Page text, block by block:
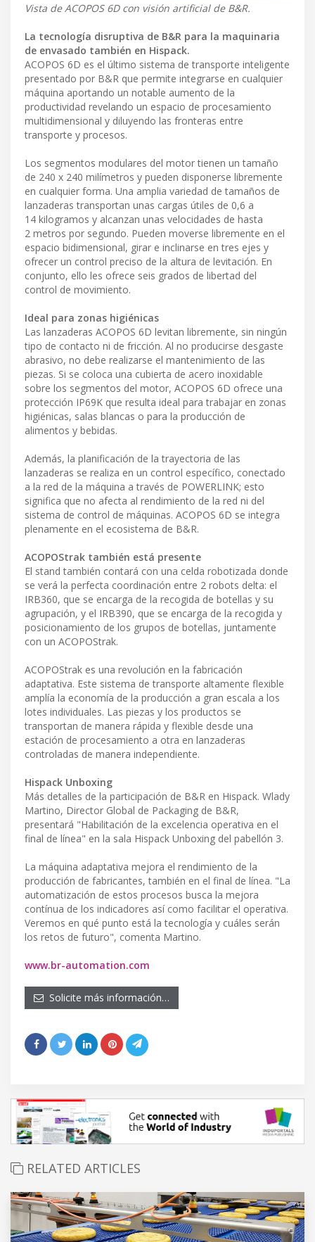
Vista de ACOPOS 6D con visión artificial de B&R.
La tecnología disruptiva de B&R para la maquinaria
de envasado también en Hispack.
ACOPOS 6D es el último sistema de transporte inteligente
presentado por B&R que permite integrarse en cualquier
máquina aportando un notable aumento de la
productividad revelando un espacio de procesamiento
multidimensional y diluyendo las fronteras entre
transporte y procesos.
Los segmentos modulares del motor tienen un tamaño
de 240 x 240 milímetros y pueden disponerse libremente
en cualquier forma. Una amplia variedad de tamaños de
lanzaderas transportan unas cargas útiles de 0,6 a
14 kilogramos y alcanzan unas velocidades de hasta
2 metros por segundo. Pueden moverse libremente en el
espacio bidimensional, girar e inclinarse en tres ejes y
ofrecer un control preciso de la altura de levitación. En
conjunto, ello les ofrece seis grados de libertad del
control de movimiento.
Ideal para zonas higiénicas
Las lanzaderas ACOPOS 6D levitan libremente, sin ningún
tipo de contacto ni de fricción. Al no producirse desgaste
abrasivo, no debe realizarse el mantenimiento de las
piezas. Si se coloca una cubierta de acero inoxidable
sobre los segmentos del motor, ACOPOS 6D ofrece una
protección IP69K que resulta ideal para trabajar en zonas
higiénicas, salas blancas o para la producción de
alimentos y bebidas.
Además, la planificación de la trayectoria de las
lanzaderas se realiza en un control específico, conectado
a la red de la máquina a través de POWERLINK; esto
significa que no afecta al rendimiento de la red ni del
sistema de control de máquinas. ACOPOS 6D se integra
plenamente en el ecosistema de B&R.
ACOPOStrak también está presente
El stand también contará con una celda robotizada donde
se verá la perfecta coordinación entre 2 robots delta: el
IRB360, que se encarga de la recogida de botellas y su
agrupación, y el IRB390, que se encarga de la recogida y
posicionamiento de los grupos de botellas, juntamente
con un ACOPOStrak.
ACOPOStrak es una revolución en la fabricación
adaptativa. Este sistema de transporte altamente flexible
amplía la economía de la producción a gran escala a los
lotes individuales. Las piezas y los productos se
transportan de manera rápida y flexible desde una
estación de procesamiento a otra en lanzaderas
controladas de manera independiente.
Hispack Unboxing
Más detalles de la participación de B&R en Hispack. Wlady
Martino, Director Global de Packaging de B&R,
presentará "Habilitación de la excelencia operativa en el
final de línea" en la sala Hispack Unboxing del pabellón 3.
La máquina adaptativa mejora el rendimiento de la
producción de fabricantes, también en el final de línea. "La
automatización de estos procesos busca la mejora
contínua de los indicadores así como facilitar el operativa.
Veremos en qué punto está la tecnología y cuáles serán
los retos de futuro", comenta Martino.
www.br-automation.com
Solicite más información…
RELATED ARTICLES